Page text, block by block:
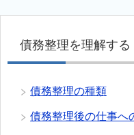
債務整理を理解する
債務整理の種類
債務整理後の仕事へ